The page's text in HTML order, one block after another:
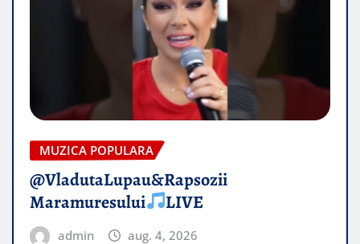
MUZICA POPULARA
@VladutaLupau&Rapsozii
Maramuresului
LIVE
admin aug. 4, 2026